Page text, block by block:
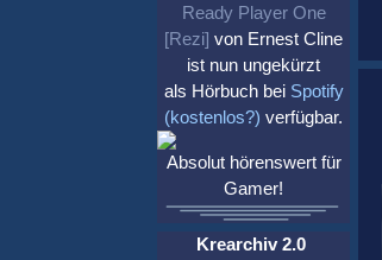
Ready Player One
[Rezi] von Ernest Cline
ist nun ungekürzt
als Hörbuch bei Spotify
(kostenlos?) verfügbar.
Absolut hörenswert für
Gamer!
Krearchiv 2.0